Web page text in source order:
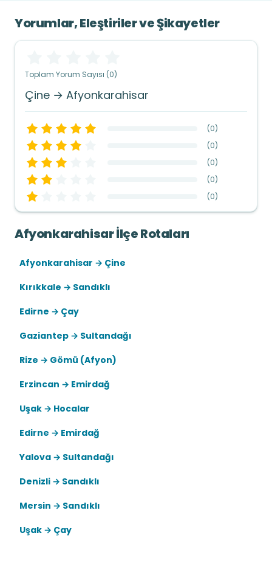
Yorumlar, Eleştiriler ve Şikayetler
Toplam Yorum Sayısı (0)
Çine → Afyonkarahisar
(0)
(0)
(0)
(0)
(0)
Afyonkarahisar İlçe Rotaları
Afyonkarahisar → Çine
Kırıkkale → Sandıklı
Edirne → Çay
Gaziantep → Sultandağı
Rize → Gömü (Afyon)
Erzincan → Emirdağ
Uşak → Hocalar
Edirne → Emirdağ
Yalova → Sultandağı
Denizli → Sandıklı
Mersin → Sandıklı
Uşak → Çay